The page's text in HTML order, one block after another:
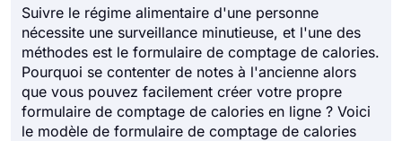
Suivre le régime alimentaire d'une personne
nécessite une surveillance minutieuse, et l'une des
méthodes est le formulaire de comptage de calories.
Pourquoi se contenter de notes à l'ancienne alors
que vous pouvez facilement créer votre propre
formulaire de comptage de calories en ligne ? Voici
le modèle de formulaire de comptage de calories